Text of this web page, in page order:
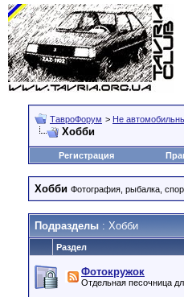
ТавроФорум > Не
Хобби
Регистрация
Хобби Фотография, рыбалка,
Подразделы : Хобби
Раздел
Фотокружок
Отдельная песочница